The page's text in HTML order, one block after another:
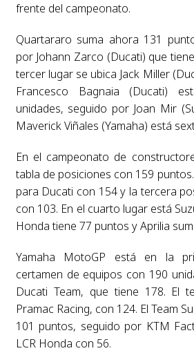
frente del campeonato.
Quartararo suma ahora 131
por Johann Zarco (Ducati) que
tercer lugar se ubica Jack Miller
Francesco Bagnaia (Ducati)
unidades, seguido por Joan Mir
Maverick Viñales (Yamaha) está
En el campeonato de
tabla de posiciones con 159
para Ducati con 154 y la tercera
con 103. En el cuarto lugar está
Honda tiene 77 puntos y Aprilia
Yamaha MotoGP está en la
certamen de equipos con 190
Ducati Team, que tiene 178. El
Pramac Racing, con 124. El Team
101 puntos, seguido por KTM
LCR Honda con 56.